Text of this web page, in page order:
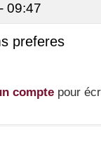
09:47
preferes
compte pour